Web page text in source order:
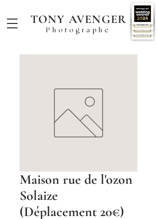
TONY AVENGER
Photographe
Maison rue de l'ozon
Solaize
(Déplacement 20€)